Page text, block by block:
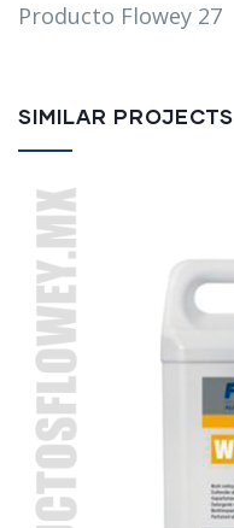
Producto Flowey 27
SIMILAR PROJECTS